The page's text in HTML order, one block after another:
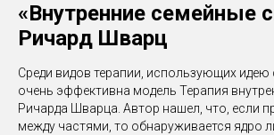
«Внутренние семейные
Ричард Шварц
Среди видов терапии, использующих идею
очень эффективна модель Терапия
Ричарда Шварца. Автор нашел, что, если
между частями, то обнаруживается ядро